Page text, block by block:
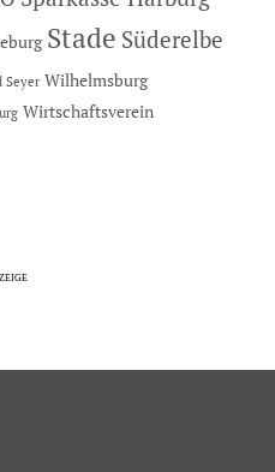
Stade Süderelbe
Seyer Wilhelmsburg
Wirtschaftsverein